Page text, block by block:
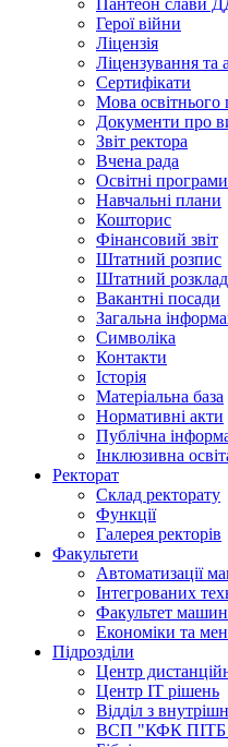
Герої війни
Ліцензія
Ліцензування та
Сертифікати
Мова освітнього
Документи про
Звіт ректора
Вчена рада
Освітні програми
Навчальні плани
Кошторис
Фінансовий звіт
Штатний розпис
Штатний розклад
Вакантні посади
Загальна
Символіка
Контакти
Історія
Матеріальна база
Нормативні акти
Публічна
Інклюзивна
Ректорат
Склад ректорату
Функції
Галерея ректорів
Факультети
Автоматизації
Інтегрованих
Факультет
Економіки та
Підрозділи
Центр
Центр ІТ рішень
Відділ з
ВСП "КФК